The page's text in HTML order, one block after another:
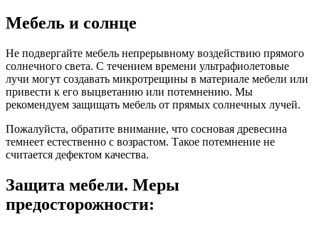
Мебель и солнце
Не подвергайте мебель непрерывному воздействию прямого
солнечного света. С течением времени ультрафиолетовые
лучи могут создавать микротрещины в материале мебели или
привести к его выцветанию или потемнению. Мы
рекомендуем защищать мебель от прямых солнечных лучей.
Пожалуйста, обратите внимание, что сосновая древесина
темнеет естественно с возрастом. Такое потемнение не
считается дефектом качества.
Защита мебели. Меры
предосторожности: